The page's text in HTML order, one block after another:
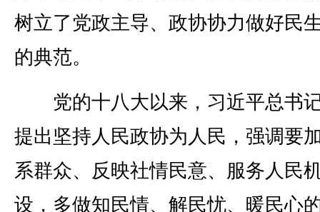
树立了党政主导、政协协力做好民
的典范。
党的十八大以来，习近平总书
提出坚持人民政协为人民，强调要
系群众、反映社情民意、服务人民
设，多做知民情、解民忧、暖民心